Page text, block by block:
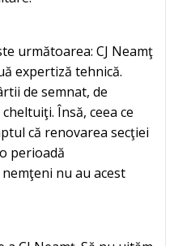
următoarea: CJ Neamţ
expertiză tehnică.
de semnat, de
Însă, ceea ce
că renovarea secţiei
perioadă
nu au acest